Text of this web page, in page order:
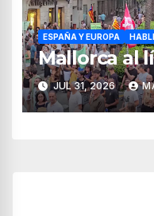
ESPAÑA Y EUROPA
Mallorca al
JUL 31, 2026